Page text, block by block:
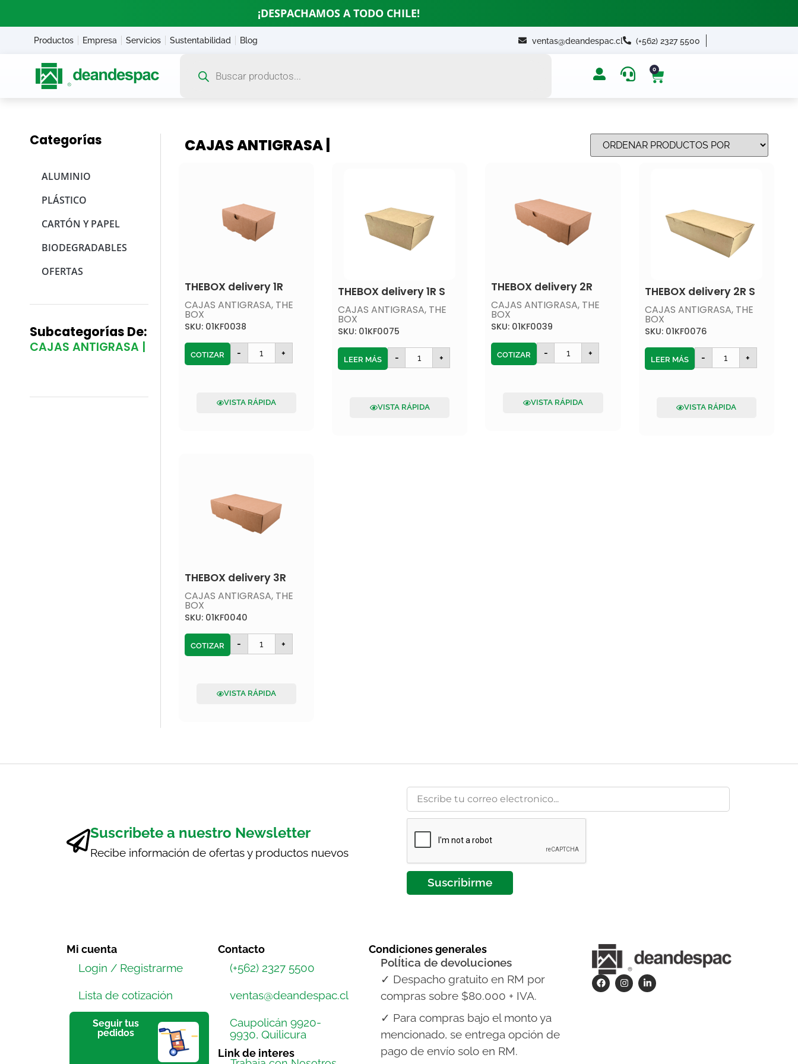
¡DESPACHAMOS A TODO CHILE!
Productos Empresa Servicios Sustentabilidad Blog ventas@deandespac.cl (+562) 2327 5500
0
Categorías
ALUMINIO
PLÁSTICO
CARTÓN Y PAPEL
BIODEGRADABLES
OFERTAS
Subcategorías De:
CAJAS ANTIGRASA |
CAJAS ANTIGRASA |
THEBOX delivery 1R
CAJAS ANTIGRASA, THE
BOX
SKU: 01KF0038
- +
COTIZAR
VISTA RÁPIDA
THEBOX delivery 1R S
CAJAS ANTIGRASA, THE
BOX
SKU: 01KF0075
- +
LEER MÁS
VISTA RÁPIDA
THEBOX delivery 2R
CAJAS ANTIGRASA, THE
BOX
SKU: 01KF0039
- +
COTIZAR
VISTA RÁPIDA
THEBOX delivery 2R S
CAJAS ANTIGRASA, THE
BOX
SKU: 01KF0076
- +
LEER MÁS
VISTA RÁPIDA
THEBOX delivery 3R
CAJAS ANTIGRASA, THE
BOX
SKU: 01KF0040
- +
COTIZAR
VISTA RÁPIDA
Suscribete a nuestro Newsletter
Recibe información de ofertas y productos nuevos
Suscribirme
Mi cuenta
Login / Registrarme
Lista de cotización
Seguir tus
pedidos
Contacto
(+562) 2327 5500
ventas@deandespac.cl
Caupolicán 9920-
9930, Quilicura
Link de interes
Condiciones generales
PolÍtica de devoluciones
✓ Despacho gratuito en RM por
compras sobre $80.000 + IVA.
✓ Para compras bajo el monto ya
mencionado, se entrega opción de
pago de envío solo en RM.